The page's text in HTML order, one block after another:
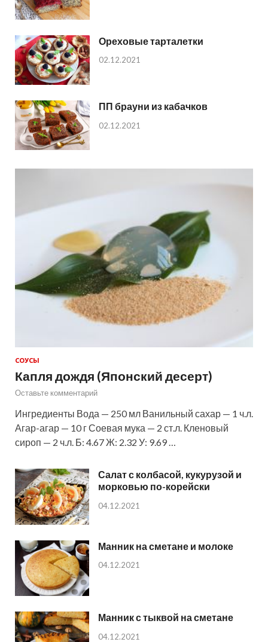
Ореховые тарталетки
02.12.2021
ПП брауни из кабачков
02.12.2021
СОУСЫ
Капля дождя (Японский десерт)
Оставьте комментарий
Ингредиенты Вода — 250 мл Ванильный сахар — 1 ч.л.
Агар-агар — 10 г Соевая мука — 2 ст.л. Кленовый
сироп — 2 ч.л. Б: 4.67 Ж: 2.32 У: 9.69 …
Салат с колбасой, кукурузой и
морковью по-корейски
04.12.2021
Манник на сметане и молоке
04.12.2021
Манник с тыквой на сметане
04.12.2021